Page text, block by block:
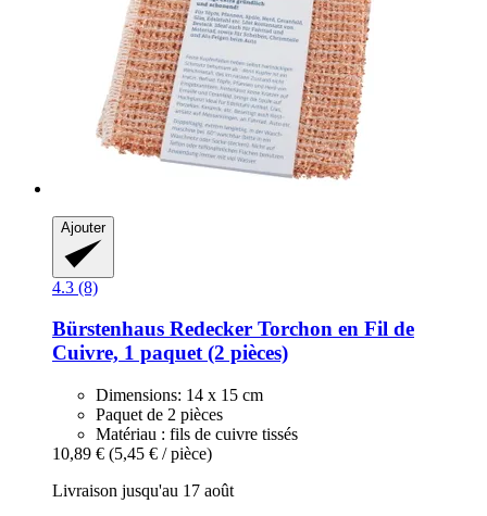
Ajouter
4.3 (8)
Bürstenhaus Redecker Torchon en Fil de
Cuivre, 1 paquet (2 pièces)
Dimensions: 14 x 15 cm
Paquet de 2 pièces
Matériau : fils de cuivre tissés
10,89 € (5,45 € / pièce)
Livraison jusqu'au 17 août